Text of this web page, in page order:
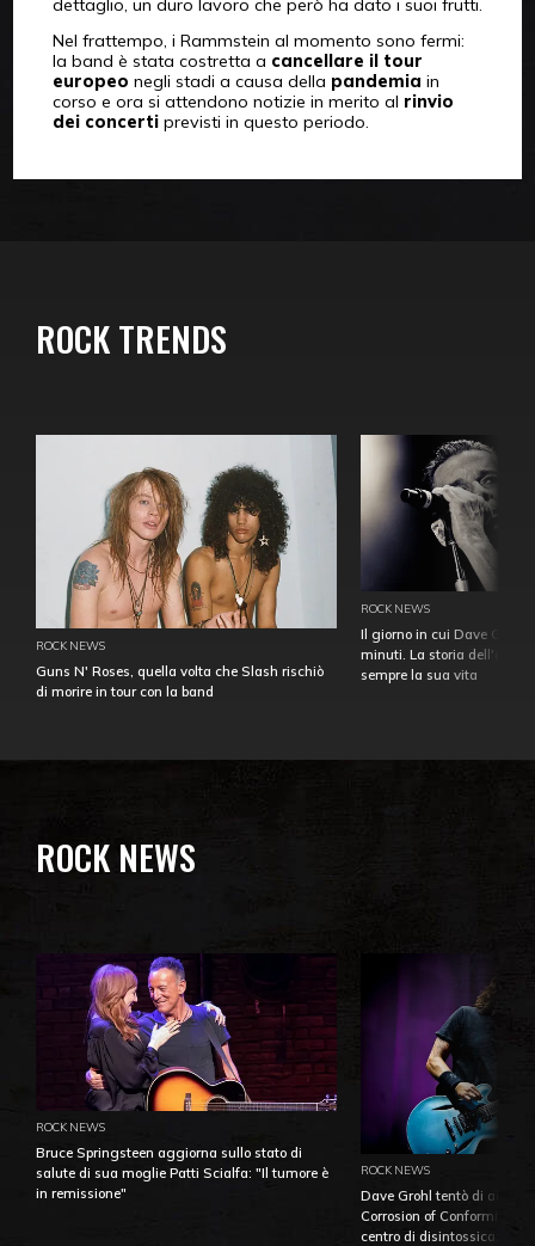
dettaglio, un duro lavoro che però ha dato i suoi frutti.
Nel frattempo, i Rammstein al momento sono fermi:
la band è stata costretta a cancellare il tour
europeo negli stadi a causa della pandemia in
corso e ora si attendono notizie in merito al rinvio
dei concertiprevisti in questo periodo.
ROCK TRENDS
ROCK NEWS
Guns N' Roses, quella volta che Slash rischiò
di morire in tour con la band
ROCK NEWS
Il giorno in cui Dave
minuti. La storia
sempre la sua vita
ROCK NEWS
ROCK NEWS
Bruce Springsteen aggiorna sullo stato di
salute di sua moglie Patti Scialfa: "Il tumore è
in remissione"
ROCK NEWS
Dave Grohl tentò di
Corrosion of Conformity
centro di